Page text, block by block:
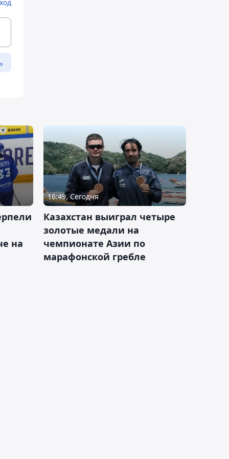
на
16:49, Сегодня
Казахстан выиграл четыре
золотые медали на
чемпионате Азии по
марафонской гребле